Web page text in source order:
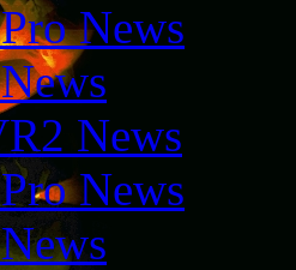
News
News
News